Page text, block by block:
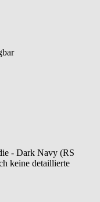
- Dark Navy (RS
keine detaillierte